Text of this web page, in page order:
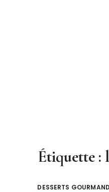
Étiquette :
DESSERTS